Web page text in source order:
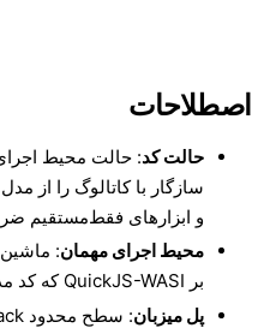
اصطلاحات
حالت کد
سازگار با کاتالوگ را از
و ابزارهای فقط‌مستقیم
محیط اجرای مهمان
بر QuickJS-WASI که کد مدل را ارزیابی می‌کند.
پل میزبان